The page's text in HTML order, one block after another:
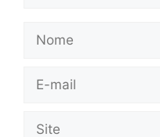
Nome
E-
Site